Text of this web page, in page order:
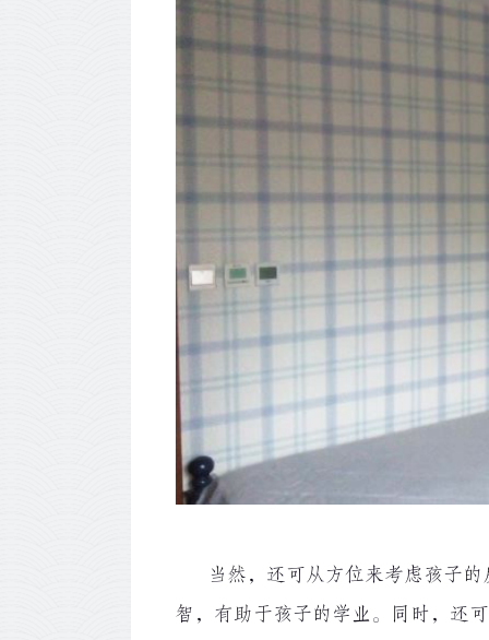
当然，还可从方位来考虑孩子的
智，有助于孩子的学业。同时，还